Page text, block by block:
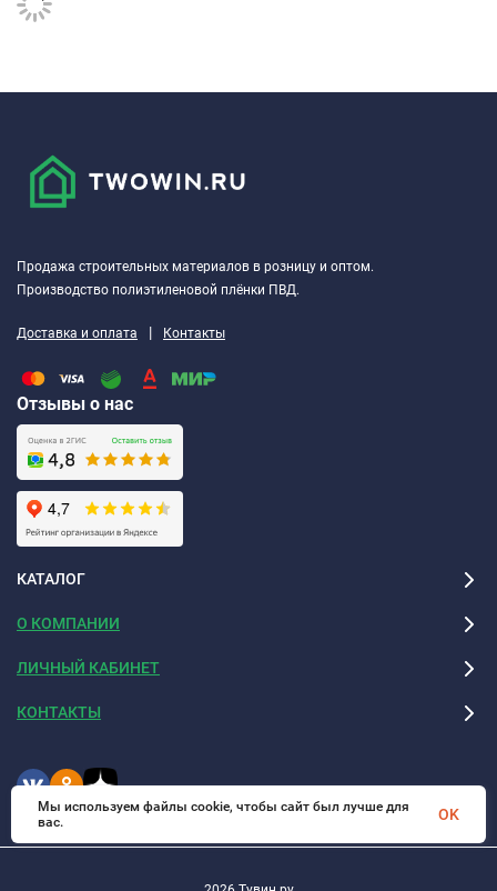
Продажа строительных материалов в розницу и оптом.
Производство полиэтиленовой плёнки ПВД.
Доставка и оплата | Контакты
Отзывы о нас
КАТАЛОГ
О КОМПАНИИ
ЛИЧНЫЙ КАБИНЕТ
КОНТАКТЫ
Мы используем файлы cookie, чтобы сайт был лучше для
вас.
OK